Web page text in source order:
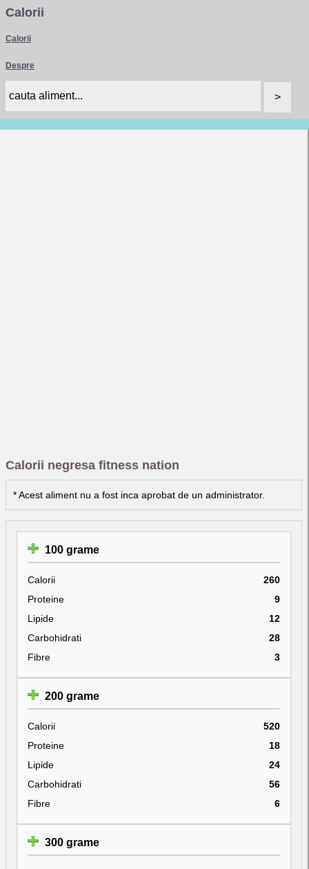
Calorii
Calorii
Despre
Calorii negresa fitness nation
* Acest aliment nu a fost inca aprobat de un administrator.
100 grame
Calorii
260
Proteine
9
Lipide
12
Carbohidrati
28
Fibre
3
200 grame
Calorii
520
Proteine
18
Lipide
24
Carbohidrati
56
Fibre
6
300 grame